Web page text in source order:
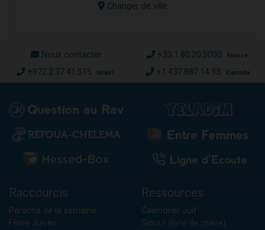
Changer de ville
Nous contacter +33.1.80.20.5000 France
+972.2.37.41.515 Israël +1.437.887.14.93 Canada
Raccourcis
Paracha de la semaine
Fêtes Juives
Ressources
Calendrier Juif
Sidour (livre de prière)